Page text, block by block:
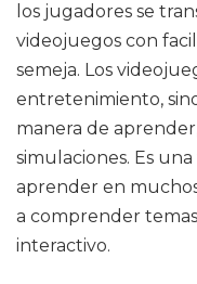
los jugadores se
videojuegos con
semeja. Los
entretenimiento,
manera de
simulaciones. Es
aprender en
a comprender
interactivo.